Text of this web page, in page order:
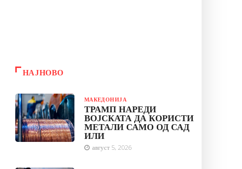
НАЈНОВО
МАКЕДОНИЈА
ТРАМП НАРЕДИ
ВОЈСКАТА ДА КОРИСТИ
МЕТАЛИ САМО ОД САД
ИЛИ
август 5, 2026